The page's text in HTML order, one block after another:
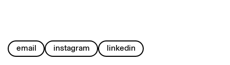
email instagram linkedin